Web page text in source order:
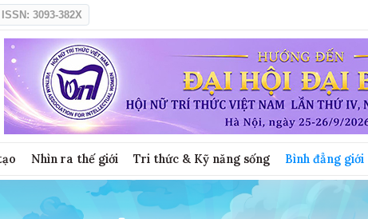
ISSN: 3093-382X
Nhìn ra thế giới Tri thức & Kỹ năng sống Bình đẳng giới